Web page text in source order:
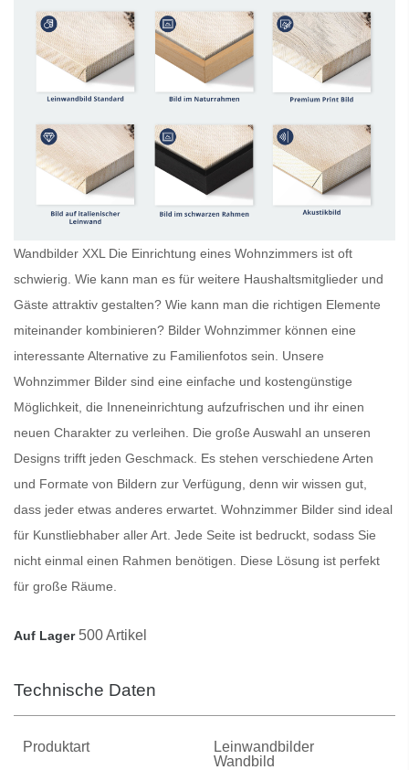
Wandbilder XXL Die Einrichtung eines Wohnzimmers ist oft
schwierig. Wie kann man es für weitere Haushaltsmitglieder und
Gäste attraktiv gestalten? Wie kann man die richtigen Elemente
miteinander kombinieren? Bilder Wohnzimmer können eine
interessante Alternative zu Familienfotos sein. Unsere
Wohnzimmer Bilder sind eine einfache und kostengünstige
Möglichkeit, die Inneneinrichtung aufzufrischen und ihr einen
neuen Charakter zu verleihen. Die große Auswahl an unseren
Designs trifft jeden Geschmack. Es stehen verschiedene Arten
und Formate von Bildern zur Verfügung, denn wir wissen gut,
dass jeder etwas anderes erwartet. Wohnzimmer Bilder sind ideal
für Kunstliebhaber aller Art. Jede Seite ist bedruckt, sodass Sie
nicht einmal einen Rahmen benötigen. Diese Lösung ist perfekt
für große Räume.
Auf Lager 500 Artikel
Technische Daten
Produktart
Leinwandbilder
Wandbild